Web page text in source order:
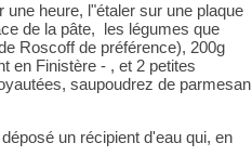
heure, l"étaler sur une plaque
de la pâte, les légumes que
Roscoff de préférence), 200g
en Finistère - , et 2 petites
saupoudrez de parmesan
un récipient d'eau qui, en